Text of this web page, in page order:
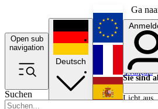
Ga
Open sub
navigation
Suchen
Deutsch
English
Français
Sie sind
Licht aus